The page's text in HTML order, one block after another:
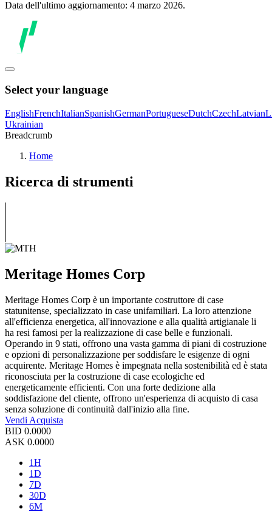
Data dell'ultimo aggiornamento: 4 marzo 2026.
Select your language
EnglishFrenchItalianSpanishGermanPortugueseDutchCzechLatvian
Ukrainian
Breadcrumb
Home
Ricerca di strumenti
Meritage Homes Corp
Meritage Homes Corp è un importante costruttore di case
statunitense, specializzato in case unifamiliari. La loro attenzione
all'efficienza energetica, all'innovazione e alla qualità artigianale li
ha resi famosi per la realizzazione di case belle e funzionali.
Operando in 9 stati, offrono una vasta gamma di piani di costruzione
e opzioni di personalizzazione per soddisfare le esigenze di ogni
acquirente. Meritage Homes è impegnata nella sostenibilità ed è stata
riconosciuta per la costruzione di case ecologiche ed
energeticamente efficienti. Con una forte dedizione alla
soddisfazione del cliente, offrono un'esperienza di acquisto di casa
senza soluzione di continuità dall'inizio alla fine.
Vendi Acquista
BID 0.0000
ASK 0.0000
1H
1D
7D
30D
6M